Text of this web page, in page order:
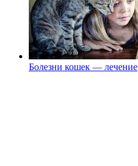
Болезни кошек — лечение